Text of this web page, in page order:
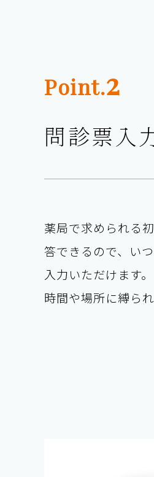
Point.2
問診票入
薬局で求められる
答できるので、い
入力いただけます。
時間や場所に縛ら